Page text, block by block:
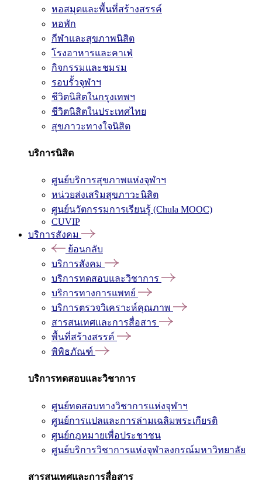
หอสมุดและพื้นที่สร้างสรรค์
หอพัก
กีฬาและสุขภาพนิสิต
โรงอาหารและคาเฟ่
กิจกรรมและชมรม
รอบรั้วจุฬาฯ
ชีวิตนิสิตในกรุงเทพฯ
ชีวิตนิสิตในประเทศไทย
สุขภาวะทางใจนิสิต
บริการนิสิต
ศูนย์บริการสุขภาพแห่งจุฬาฯ
หน่วยส่งเสริมสุขภาวะนิสิต
ศูนย์นวัตกรรมการเรียนรู้ (Chula MOOC)
CUVIP
บริการสังคม
ย้อนกลับ
บริการสังคม
บริการทดสอบและวิชาการ
บริการทางการแพทย์
บริการตรวจวิเคราะห์คุณภาพ
สารสนเทศและการสื่อสาร
พื้นที่สร้างสรรค์
พิพิธภัณฑ์
บริการทดสอบและวิชาการ
ศูนย์ทดสอบทางวิชาการแห่งจุฬาฯ
ศูนย์การแปลและการล่ามเฉลิมพระเกียรติ
ศูนย์กฎหมายเพื่อประชาชน
ศูนย์บริการวิชาการแห่งจุฬาลงกรณ์มหาวิทยาลัย
สารสนเทศและการสื่อสาร